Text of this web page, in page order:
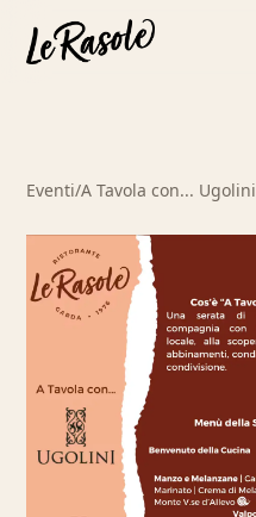
Eventi/A Tavola con... Ugolini